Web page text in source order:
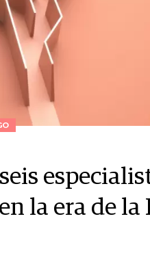
la era de la